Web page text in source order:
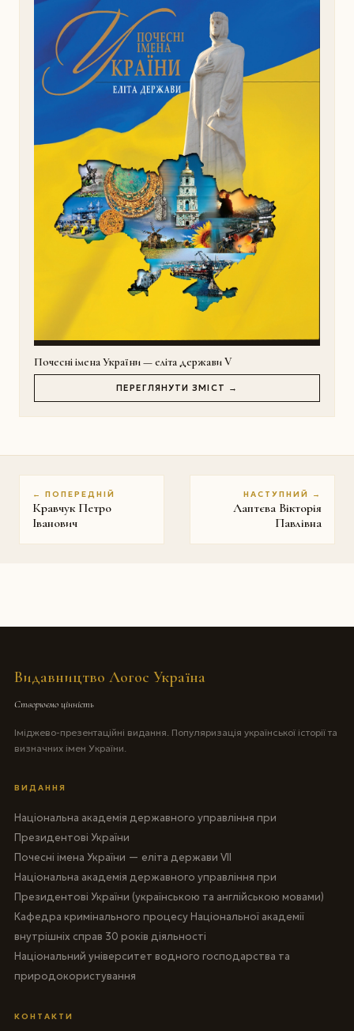
Почесні імена України — еліта держави V
ПЕРЕГЛЯНУТИ ЗМІСТ →
← ПОПЕРЕДНІЙ
Кравчук Петро
Іванович
НАСТУПНИЙ →
Лаптєва Вікторія
Павлівна
Видавництво Логос Україна
Створюємо цінність
Іміджево-презентаційні видання. Популяризація української історії та
визначних імен України.
ВИДАННЯ
Національна академія державного управління при
Президентові України
Почесні імена України — еліта держави VII
Національна академія державного управління при
Президентові України (українською та англійською мовами)
Кафедра кримінального процесу Національної академії
внутрішніх справ 30 років діяльності
Національний університет водного господарства та
природокористування
КОНТАКТИ